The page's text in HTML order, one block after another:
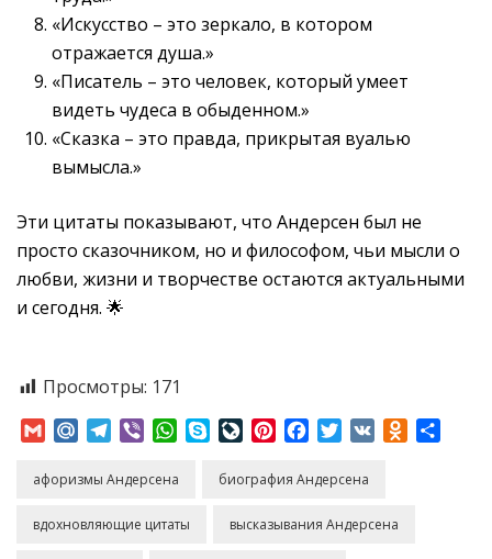
«Искусство – это зеркало, в котором
отражается душа.»
«Писатель – это человек, который умеет
видеть чудеса в обыденном.»
«Сказка – это правда, прикрытая вуалью
вымысла.»
Эти цитаты показывают, что Андерсен был не
просто сказочником, но и философом, чьи мысли о
любви, жизни и творчестве остаются актуальными
и сегодня. 🌟
Просмотры: 171
GmailMail.RuTelegram
Viber WhatsApp
SkypeLiveJournal
PinterestFacebookTwitter
VK
афоризмы Андерсена биография Андерсена
вдохновляющие цитаты высказывания Андерсена